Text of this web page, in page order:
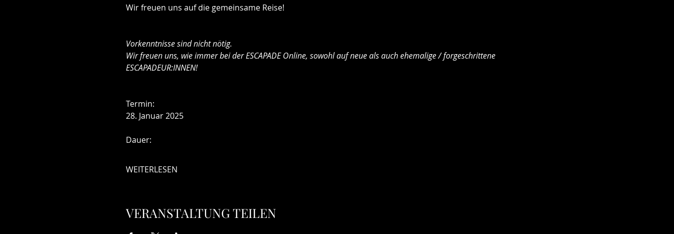
Wir freuen uns auf die gemeinsame Reise!
Vorkenntnisse sind nicht nötig.
Wir freuen uns, wie immer bei der ESCAPADE Online, sowohl auf neue als auch ehemalige / forgeschrittene
ESCAPADEUR:INNEN!
Termin:
28. Januar 2025
Dauer:
WEITERLESEN
VERANSTALTUNG TEILEN